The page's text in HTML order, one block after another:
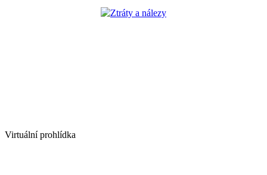
Ztráty a nálezy
Virtuální prohlídka